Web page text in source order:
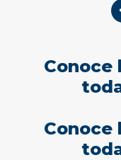
Conoce
Conoce